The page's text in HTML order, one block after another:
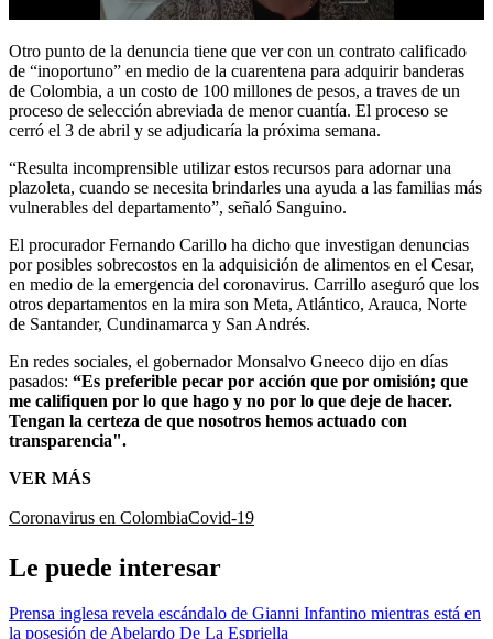
Otro punto de la denuncia tiene que ver con un contrato calificado
de “inoportuno” en medio de la cuarentena para adquirir banderas
de Colombia, a un costo de 100 millones de pesos, a traves de un
proceso de selección abreviada de menor cuantía. El proceso se
cerró el 3 de abril y se adjudicaría la próxima semana.
“Resulta incomprensible utilizar estos recursos para adornar una
plazoleta, cuando se necesita brindarles una ayuda a las familias más
vulnerables del departamento”, señaló Sanguino.
El procurador Fernando Carillo ha dicho que investigan denuncias
por posibles sobrecostos en la adquisición de alimentos en el Cesar,
en medio de la emergencia del coronavirus. Carrillo aseguró que los
otros departamentos en la mira son Meta, Atlántico, Arauca, Norte
de Santander, Cundinamarca y San Andrés.
En redes sociales, el gobernador Monsalvo Gneeco dijo en días
pasados: “Es preferible pecar por acción que por omisión; que
me califiquen por lo que hago y no por lo que deje de hacer.
Tengan la certeza de que nosotros hemos actuado con
transparencia".
VER MÁS
Coronavirus en ColombiaCovid-19
Le puede interesar
Prensa inglesa revela escándalo de Gianni Infantino mientras está en
la posesión de Abelardo De La Espriella